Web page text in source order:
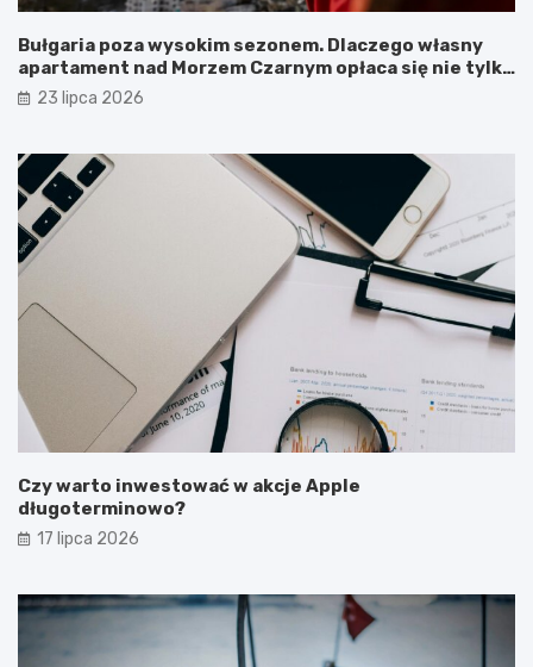
Bułgaria poza wysokim sezonem. Dlaczego własny
apartament nad Morzem Czarnym opłaca się nie tylko
latem?
23 lipca 2026
Czy warto inwestować w akcje Apple
długoterminowo?
17 lipca 2026